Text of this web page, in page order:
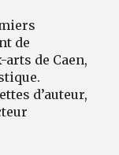
de
de Caen,
d’auteur,